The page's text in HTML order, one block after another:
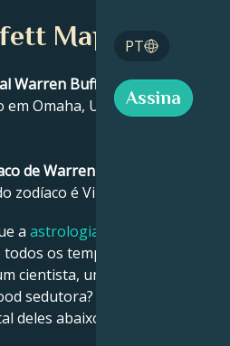
Sagitário
PT
English
Assina
Mapa astral
Warren Buffett nasceu?
Omaha, United States 30
de Warren Buffett?
é Virgem.
a astrologia
os tempos – um
cientista, um músico ou
sedutora? Veja a análise
deles abaixo para descobrir!